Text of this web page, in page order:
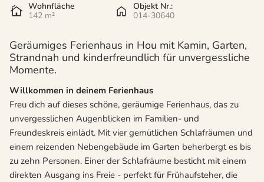
Wohnfläche
142 m²
Objekt Nr.:
014-30640
Geräumiges Ferienhaus in Hou mit Kamin, Garten,
Strandnah und kinderfreundlich für unvergessliche
Momente.
Willkommen in deinem Ferienhaus
Freu dich auf dieses schöne, geräumige Ferienhaus, das zu
unvergesslichen Augenblicken im Familien- und
Freundeskreis einlädt. Mit vier gemütlichen Schlafräumen und
einem reizenden Nebengebäude im Garten beherbergt es bis
zu zehn Personen. Einer der Schlafräume besticht mit einem
direkten Ausgang ins Freie - perfekt für Frühaufsteher, die